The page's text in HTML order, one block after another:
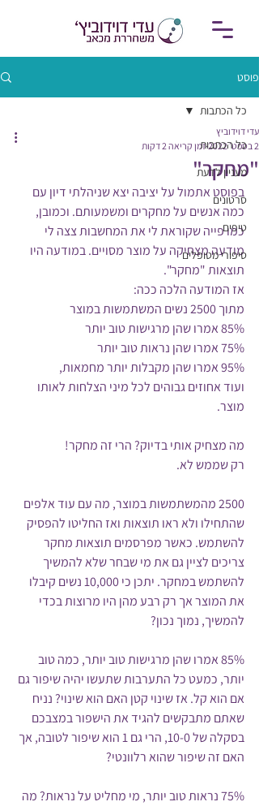
פוסט
כל הכתבות
מעניין לדעת
סרטונים
טיפים
סיפורי מטופלים
כל הכתבות
"מחקר"
עדי דוידוביץ
2 בספט׳ 2022
זמן קריאה 2 דקות
בפוסט אתמול על יציבה יצא שניהלתי דיון עם
כמה אנשים על מחקרים ומשמעותם. וכמובן,
כמו פייה שקוראת לי את המחשבות צצה לי
מודעה מצחיקה על מוצר מסויים. במודעה היו
תוצאות "מחקר".
אז המודעה הלכה ככה:
מתוך 2500 נשים המשתמשות במוצר
85% אמרו שהן מרגישות טוב יותר
75% אמרו שהן נראות טוב יותר
95% אמרו שהן מקבלות יותר מחמאות,
ועוד אחוזים גבוהים לכל מיני הצלחות לאותו
מוצר.
מה מצחיק אותי בדיוק? הרי זה מחקר!
רק שממש לא.
2500 מהמשתמשות במוצר, מה עם עוד אלפים
שהתחילו ולא ראו תוצאות ואז החליטו להפסיק
להשתמש. כאשר מפרסמים תוצאות מחקר
צריכים לציין גם את מי שבחר שלא להמשיך
להשתמש במחקר. יתכן כי 10,000 נשים קיבלו
את המוצר אך רק רבע מהן היו מרוצות בכדי
להמשיך, נמוך נכון?
85% אמרו שהן מרגישות טוב יותר, כמה טוב
יותר, כמעט כל התערבות שתעשו יהיה שיפור גם
אם הוא קל. אז שינוי קטן האם הוא שינוי? נניח
שאתם מתבקשים להגיד את הישפור במצבכם
בסקלה של 10-0, הרי גם 1 הוא שיפור לטובה, אך
האם זה שיפור שהוא רלוונטי?
75% נראות טוב יותר, מי מחליט על נראות? מה